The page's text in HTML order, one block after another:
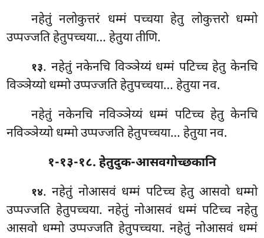
नहेतुं नलोकुत्तरं धम्मं पच्चया हेतु लोकुत्तरो धम्मो
उप्पज्जति हेतुपच्चया… हेतुया तीणि.
१३. नहेतुंनकेनचि विञ्ञेय्यं धम्मं पटिच्च हेतु केनचि
विञ्ञेय्यो धम्मो उप्पज्जति हेतुपच्चया… हेतुयानव.
नहेतुं नकेनचि नविञ्ञेय्यं धम्मं पटिच्च हेतु केनचि
नविञ्ञेय्यो धम्मो उप्पज्जति हेतुपच्चया… हेतुया नव.
१-१३-१८. हेतुदुक-आसवगोच्छकानि
१४. नहेतुं नोआसवं धम्मं पटिच्च हेतु आसवो धम्मो
उप्पज्जति हेतुपच्चया. नहेतुं नोआसवं धम्मं पटिच्च नहेतु
आसवो धम्मो उप्पज्जति हेतुपच्चया. नहेतुं नोआसवं धम्मं